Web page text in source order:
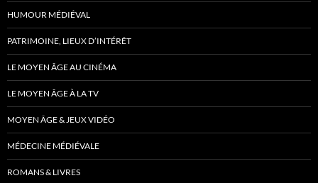
HUMOUR MÉDIÉVAL
PATRIMOINE, LIEUX D’INTÉRÊT
LE MOYEN ÂGE AU CINÉMA
LE MOYEN ÂGE À LA TV
MOYEN ÂGE & JEUX VIDÉO
MÉDECINE MÉDIÉVALE
ROMANS & LIVRES